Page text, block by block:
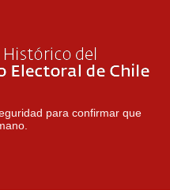
para confirmar que